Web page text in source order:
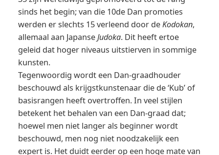
sinds het begin; van die 10de Dan promoties
werden er slechts 15 verleend door deKodokan,
allemaal aan JapanseJudoka. Dit heeft ertoe
geleid dat hoger niveaus uitstierven in sommige
kunsten.
Tegenwoordig wordt een Dan-graadhouder
beschouwd als krijgstkunstenaar die de ‘Kub’ of
basisrangen heeft overtroffen. In veel stijlen
betekent het behalen van een Dan-graad dat;
hoewel men niet langer als beginner wordt
beschouwd, men nog niet noodzakelijk een
expert is. Het duidt eerder op een hoge mate van